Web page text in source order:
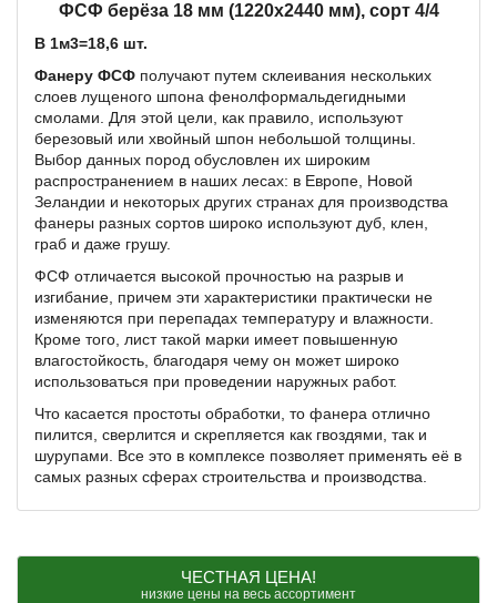
ФСФ берёза 18 мм (1220х2440 мм), сорт 4/4
В 1м3=18,6 шт.
Фанеру ФСФ получают путем склеивания нескольких
слоев лущеного шпона фенолформальдегидными
смолами. Для этой цели, как правило, используют
березовый или хвойный шпон небольшой толщины.
Выбор данных пород обусловлен их широким
распространением в наших лесах: в Европе, Новой
Зеландии и некоторых других странах для производства
фанеры разных сортов широко используют дуб, клен,
граб и даже грушу.
ФСФ отличается высокой прочностью на разрыв и
изгибание, причем эти характеристики практически не
изменяются при перепадах температуру и влажности.
Кроме того, лист такой марки имеет повышенную
влагостойкость, благодаря чему он может широко
использоваться при проведении наружных работ.
Что касается простоты обработки, то фанера отлично
пилится, сверлится и скрепляется как гвоздями, так и
шурупами. Все это в комплексе позволяет применять её в
самых разных сферах строительства и производства.
ЧЕСТНАЯ ЦЕНА!
низкие цены на весь ассортимент